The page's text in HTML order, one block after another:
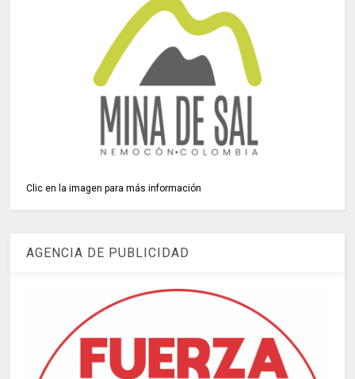
Clic en la imagen para más información
AGENCIA DE PUBLICIDAD